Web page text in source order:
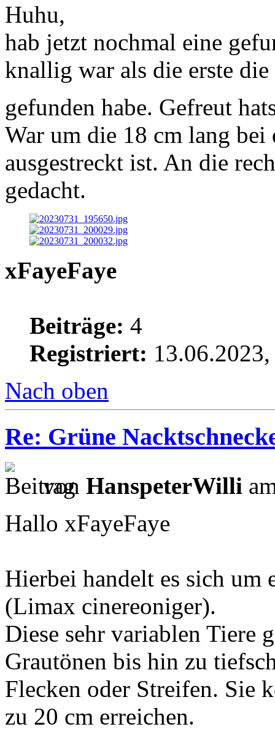
Huhu,
hab jetzt nochmal eine
knallig war als die erste
gefunden habe. Gefreut
War um die 18 cm lang
ausgestreckt ist. An die
gedacht.
xFayeFaye
Beiträge: 4
Registriert:
Nach oben
Re: Grüne
von HanspeterWilli
Hallo xFayeFaye
Hierbei handelt es sich um
(Limax cinereoniger).
Diese sehr variablen Tiere
Grautönen bis hin zu
Flecken oder Streifen. Sie
zu 20 cm erreichen.